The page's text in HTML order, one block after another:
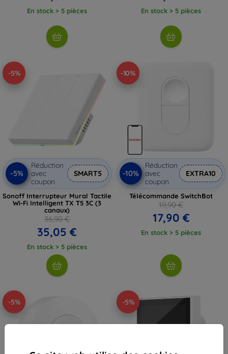
En stock > 5 pièces En stock > 5 pièces
-5%
-5%
Réduction
avec
coupon
SMART5
Sonoff Interrupteur Mural Tactile
Wi-Fi Intelligent TX T5 3C (3
canaux)
36,90 €
35,05 €
En stock > 5 pièces
-10%
-10%
Réduction
avec
coupon
EXTRA10
Télécommande SwitchBot
19,90 €
17,90 €
En stock > 5 pièces
-5% -5%